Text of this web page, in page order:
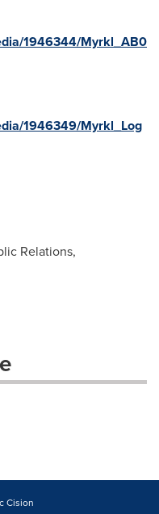
1946344/Myrkl_AB0
1946349/Myrkl_Log
Relations,
Cision